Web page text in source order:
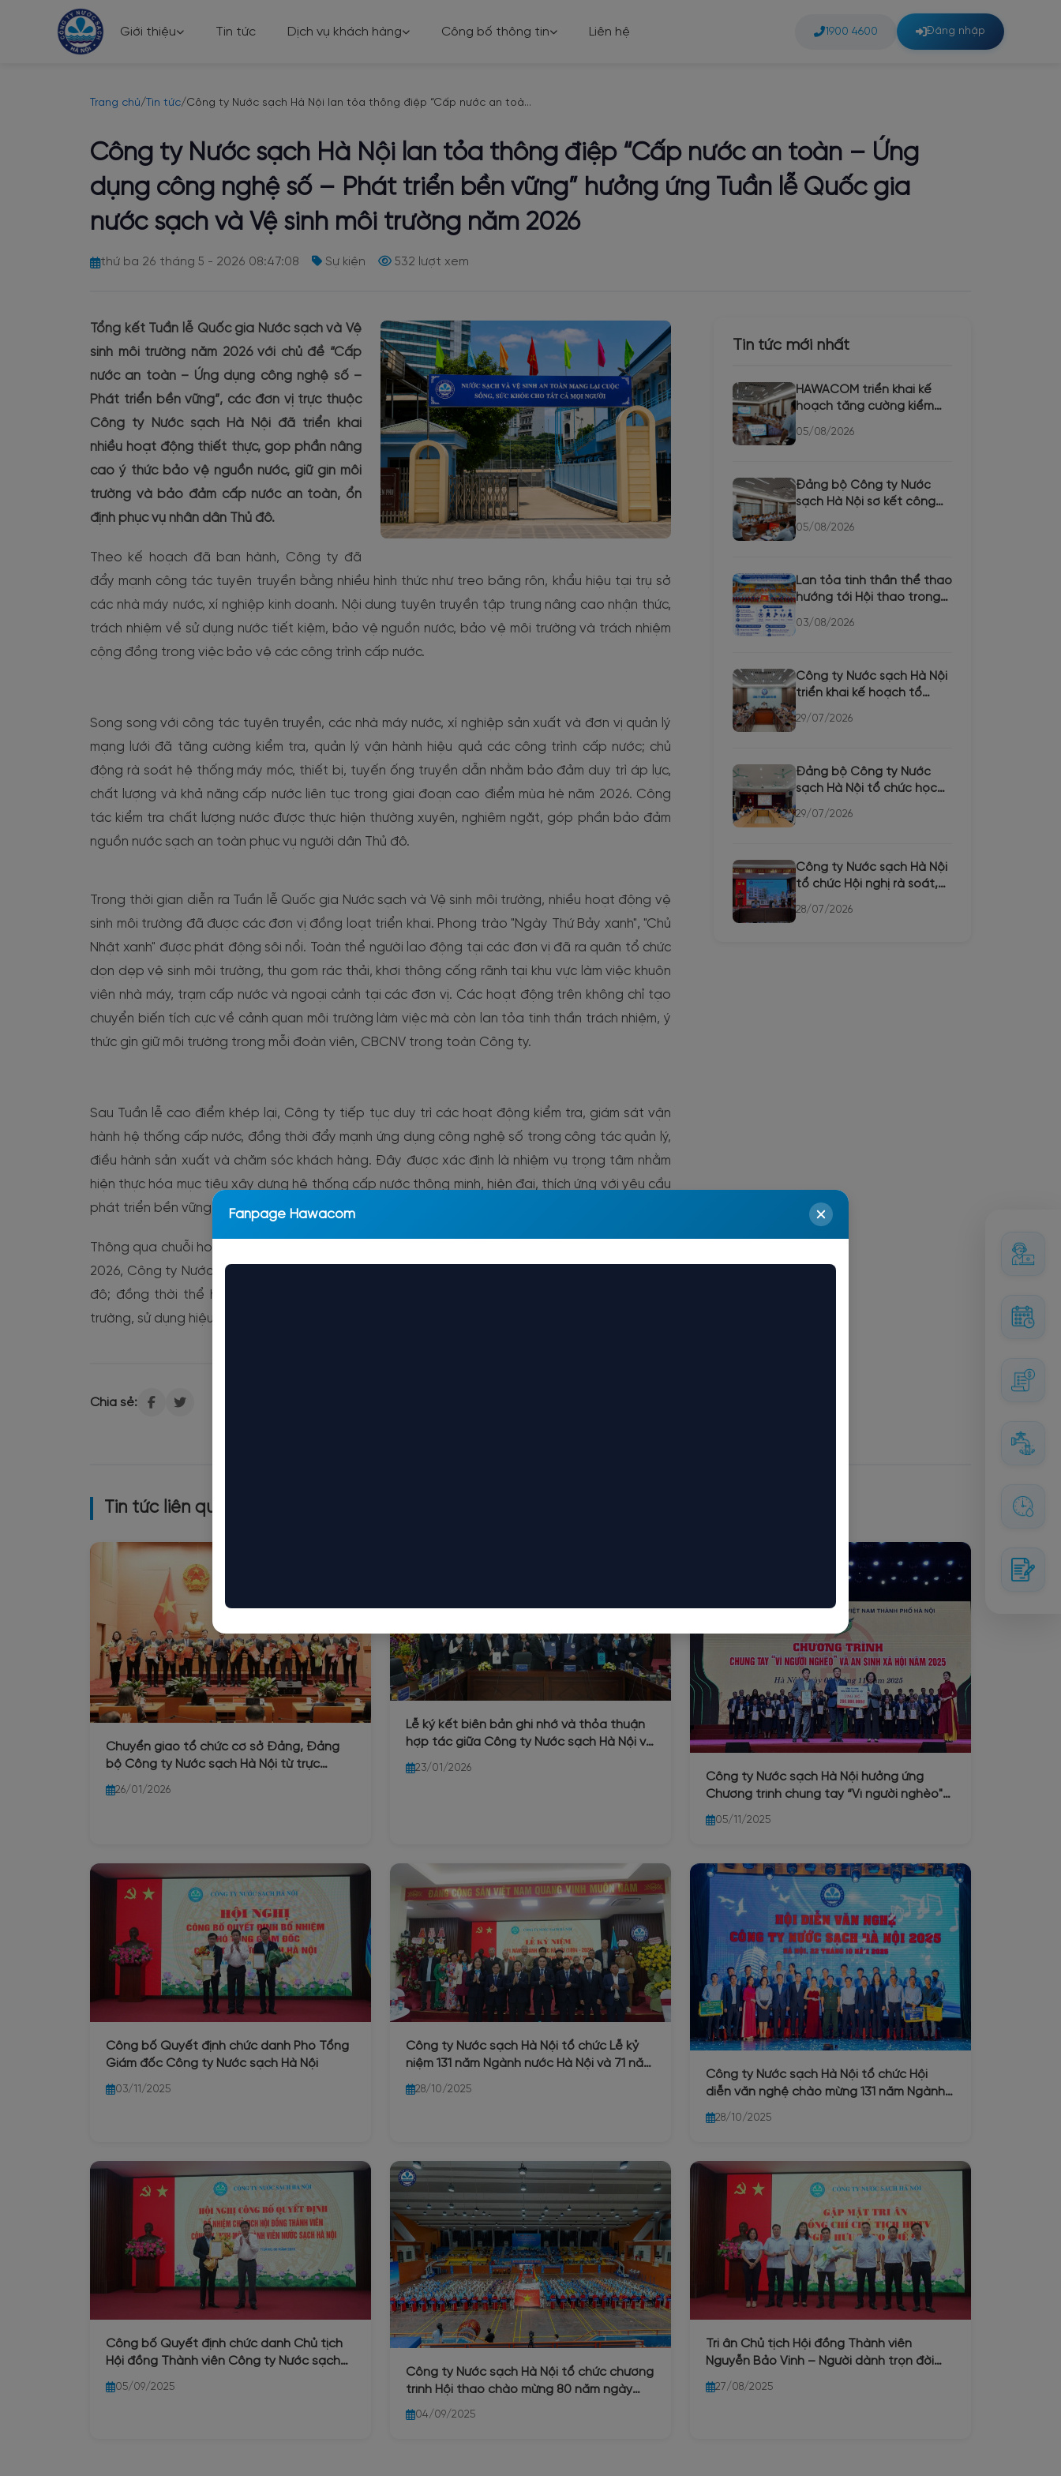
Giới thiệu Tin tức Dịch vụ khách hàng Công bố thông tin Liên hệ 1900 4600 Đăng nhập
Trang chủ/ Tin tức/Công ty Nước sạch Hà Nội lan tỏa thông điệp “Cấp nước an toà...
Công ty Nước sạch Hà Nội lan tỏa thông điệp “Cấp nước an toàn – Ứng
dụng công nghệ số – Phát triển bền vững” hưởng ứng Tuần lễ Quốc gia
nước sạch và Vệ sinh môi trường năm 2026
thứ ba 26 tháng 5 - 2026 08:47:08 Sự kiện 532 lượt xem
Tổng kết Tuần lễ Quốc gia Nước sạch và Vệ
sinh môi trường năm 2026 với chủ đề “Cấp
nước an toàn – Ứng dụng công nghệ số –
Phát triển bền vững”, các đơn vị trực thuộc
Công ty Nước sạch Hà Nội đã triển khai
nhiều hoạt động thiết thực, góp phần nâng
cao ý thức bảo vệ nguồn nước, giữ gìn môi
trường và bảo đảm cấp nước an toàn, ổn
định phục vụ nhân dân Thủ đô.
Theo kế hoạch đã ban hành, Công ty đã
đẩy mạnh công tác tuyên truyền bằng nhiều hình thức như treo băng rôn, khẩu hiệu tại trụ sở
các nhà máy nước, xí nghiệp kinh doanh. Nội dung tuyên truyền tập trung nâng cao nhận thức,
trách nhiệm về sử dụng nước tiết kiệm, bảo vệ nguồn nước, bảo vệ môi trường và trách nhiệm
cộng đồng trong việc bảo vệ các công trình cấp nước.
Song song với công tác tuyên truyền, các nhà máy nước, xí nghiệp sản xuất và đơn vị quản lý
mạng lưới đã tăng cường kiểm tra, quản lý vận hành hiệu quả các công trình cấp nước; chủ
động rà soát hệ thống máy móc, thiết bị, tuyến ống truyền dẫn nhằm bảo đảm duy trì áp lực,
chất lượng và khả năng cấp nước liên tục trong giai đoạn cao điểm mùa hè năm 2026. Công
tác kiểm tra chất lượng nước được thực hiện thường xuyên, nghiêm ngặt, góp phần bảo đảm
nguồn nước sạch an toàn phục vụ người dân Thủ đô.
Trong thời gian diễn ra Tuần lễ Quốc gia Nước sạch và Vệ sinh môi trường, nhiều hoạt động vệ
sinh môi trường đã được các đơn vị đồng loạt triển khai. Phong trào "Ngày Thứ Bảy xanh", "Chủ
Nhật xanh" được phát động sôi nổi. Toàn thể người lao động tại các đơn vị đã ra quân tổ chức
dọn dẹp vệ sinh môi trường, thu gom rác thải, khơi thông cống rãnh tại khu vực làm việc khuôn
viên nhà máy, trạm cấp nước và ngoại cảnh tại các đơn vị. Các hoạt động trên không chỉ tạo
chuyển biến tích cực về cảnh quan môi trường làm việc mà còn lan tỏa tinh thần trách nhiệm, ý
thức gìn giữ môi trường trong mỗi đoàn viên, CBCNV trong toàn Công ty.
Sau Tuần lễ cao điểm khép lại, Công ty tiếp tục duy trì các hoạt động kiểm tra, giám sát vận
hành hệ thống cấp nước, đồng thời đẩy mạnh ứng dụng công nghệ số trong công tác quản lý,
điều hành sản xuất và chăm sóc khách hàng. Đây được xác định là nhiệm vụ trọng tâm nhằm
hiện thực hóa mục tiêu xây dựng hệ thống cấp nước thông minh, hiện đại, thích ứng với yêu cầu
phát triển bền vững của Thủ đô trong giai đoạn mới.
Thông qua chuỗi hoạt động hưởng ứng Tuần lễ Quốc gia Nước sạch và Vệ sinh môi trường năm
2026, Công ty Nước sạch Hà Nội tiếp tục khẳng định vai trò là đơn vị cấp nước chủ lực của Thủ
đô; đồng thời thể hiện quyết tâm đồng hành cùng Thành phố trong công tác bảo vệ môi
trường, sử dụng hiệu quả tài nguyên nước và nâng cao chất lượng phục vụ nhân dân.
Chia sẻ:
Tin tức mới nhất
HAWACOM triển khai kế
hoạch tăng cường kiểm
th...
05/08/2026
Đảng bộ Công ty Nước
sạch Hà Nội sơ kết công
triể...
05/08/2026
Lan tỏa tinh thần thể thao
hướng tới Hội thao trong
03/08/2026
Công ty Nước sạch Hà Nội
triển khai kế hoạch tổ
29/07/2026
Đảng bộ Công ty Nước
sạch Hà Nội tổ chức học
29/07/2026
Công ty Nước sạch Hà Nội
tổ chức Hội nghị rà soát,
28/07/2026
Tin tức liên quan
Chuyển giao tổ chức cơ sở Đảng, Đảng
bộ Công ty Nước sạch Hà Nội từ trực
thuộc Đảng bộ UBND Thành phố Hà Nội
về trực thuộc Đảng bộ phường Ba Đình
26/01/2026
Lễ ký kết biên bản ghi nhớ và thỏa thuận
hợp tác giữa Công ty Nước sạch Hà Nội và
trường Đại học Xây dựng
23/01/2026
Công ty Nước sạch Hà Nội hưởng ứng
Chương trình chung tay “Vì người nghèo"
và an sinh xã hội năm 2025
05/11/2025
Công bố Quyết định chức danh Phó Tổng
Giám đốc Công ty Nước sạch Hà Nội
03/11/2025
Công ty Nước sạch Hà Nội tổ chức Lễ kỷ
niệm 131 năm Ngành nước Hà Nội và 71 năm
ngày truyền thống Công ty 25/10/2025
28/10/2025
Công ty Nước sạch Hà Nội tổ chức Hội
diễn văn nghệ chào mừng 131 năm Ngành
nước Hà Nội (1894 – 2025) và 71 năm ngày
thành lập Công ty Nước sạch Hà Nội
28/10/2025
Công bố Quyết định chức danh Chủ tịch
Hội đồng Thành viên Công ty Nước sạch
Hà Nội
05/09/2025
Công ty Nước sạch Hà Nội tổ chức chương
trình Hội thao chào mừng 80 năm ngày
Quốc khánh 2/9
04/09/2025
Tri ân Chủ tịch Hội đồng Thành viên
Nguyễn Bảo Vinh – Người dành trọn đời
cống hiến cho ngành nước Thủ đô
27/08/2025
Fanpage Hawacom